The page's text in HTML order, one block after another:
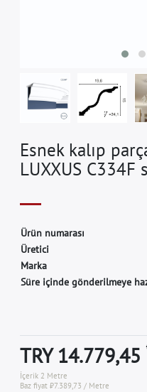
Esnek kalıp
LUXXUS
Ürün numarası
Üretici
Marka
Süre içinde gönderilmeye
TRY 14.779,45
İçerik 2 Metre
Baz fiyat₺7.389,73 / Metre